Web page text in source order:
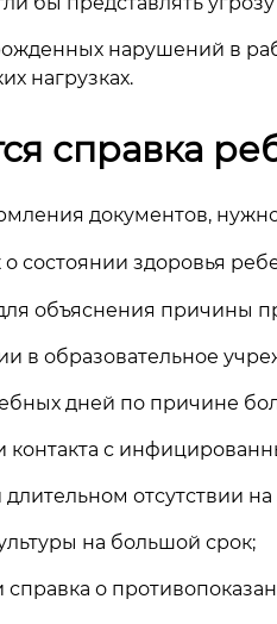
нарушений в
нагрузках.
справка
документов,
состоянии здоровья
объяснения причины
в образовательное
дней по причине
контакта с
отсутствии на
на большой срок;
о